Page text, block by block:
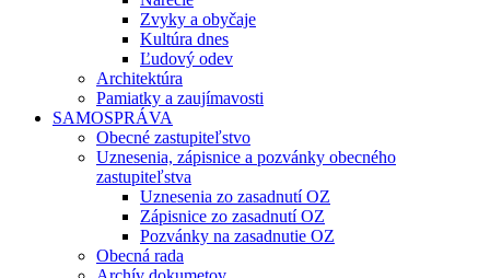
Zvyky a obyčaje
Kultúra dnes
Ľudový odev
Architektúra
Pamiatky a zaujímavosti
SAMOSPRÁVA
Obecné zastupiteľstvo
Uznesenia, zápisnice a pozvánky obecného
zastupiteľstva
Uznesenia zo zasadnutí OZ
Zápisnice zo zasadnutí OZ
Pozvánky na zasadnutie OZ
Obecná rada